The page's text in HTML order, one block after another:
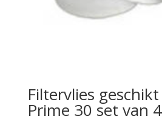
Filtervlies
Prime 30 set van